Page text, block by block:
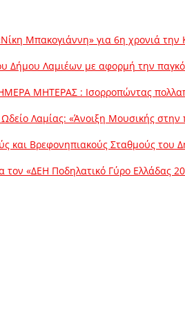
Μπακογιάννη» για 6η χρονιά την
Δήμου Λαμιέων με αφορμή την
ΜΗΤΕΡΑΣ : Ισορροπώντας
Λαμίας: «Άνοιξη Μουσικής στην
και Βρεφονηπιακούς Σταθμούς του
τον «ΔΕΗ Ποδηλατικό Γύρο Ελλάδας